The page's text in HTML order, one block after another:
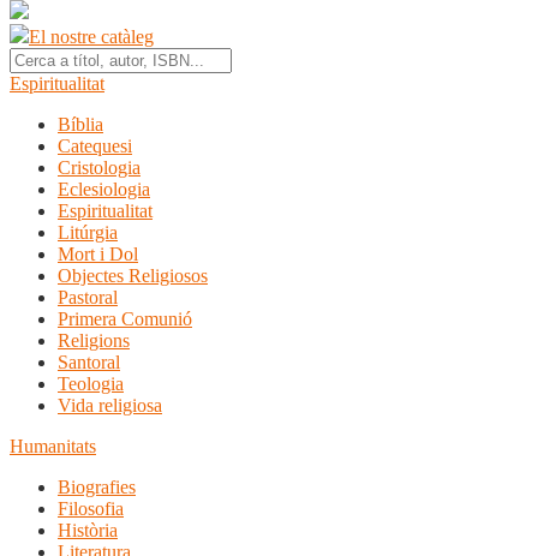
El nostre catàleg
Espiritualitat
Bíblia
Catequesi
Cristologia
Eclesiologia
Espiritualitat
Litúrgia
Mort i Dol
Objectes Religiosos
Pastoral
Primera Comunió
Religions
Santoral
Teologia
Vida religiosa
Humanitats
Biografies
Filosofia
Història
Literatura